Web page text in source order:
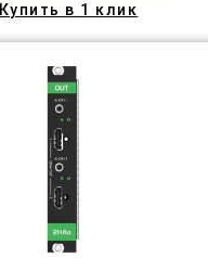
Купить в 1 клик